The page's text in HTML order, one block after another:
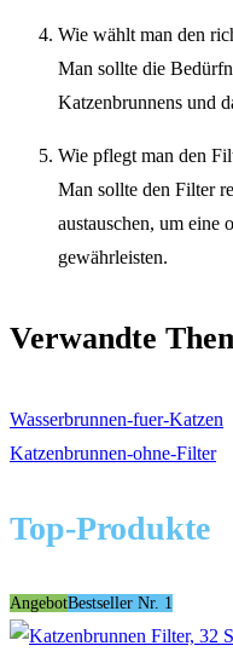
Wie wählt man den
Man sollte die
Katzenbrunnens und
Wie pflegt man den
Man sollte den Filter
austauschen, um eine
gewährleisten.
Verwandte
Wasserbrunnen-fuer-Katzen
Katzenbrunnen-ohne-Filter
Top-Produkte
AngebotBestseller Nr. 1